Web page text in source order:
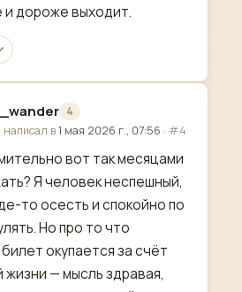
дороже выходит.
4
написал в1 мая 2026 г., 07:56 · #4
вот так месяцами
Я человек неспешный,
то осесть и спокойно по
Но про то что
окупается за счёт
— мысль здравая,